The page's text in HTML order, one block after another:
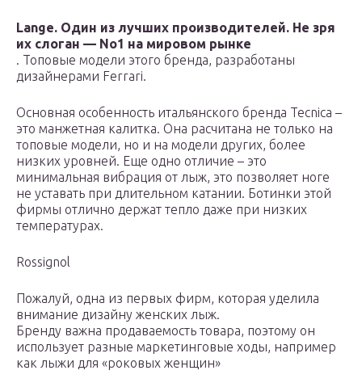
Lange. Один из лучших производителей. Не зря
их слоган — No1 на мировом рынке
. Топовые модели этого бренда, разработаны
дизайнерами Ferrari.
Основная особенность итальянского бренда Tecnica –
это манжетная калитка. Она расчитана не только на
топовые модели, но и на модели других, более
низких уровней. Еще одно отличие – это
минимальная вибрация от лыж, это позволяет ноге
не уставать при длительном катании. Ботинки этой
фирмы отлично держат тепло даже при низких
температурах.
Rossignol
Пожалуй, одна из первых фирм, которая уделила
внимание дизайну женских лыж.
Бренду важна продаваемость товара, поэтому он
использует разные маркетинговые ходы, например
как лыжи для «роковых женщин»